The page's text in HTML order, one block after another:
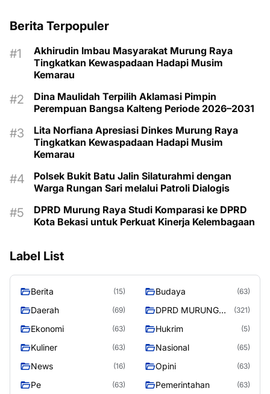
Berita Terpopuler
Akhirudin Imbau Masyarakat Murung Raya
Tingkatkan Kewaspadaan Hadapi Musim
Kemarau
Dina Maulidah Terpilih Aklamasi Pimpin
Perempuan Bangsa Kalteng Periode 2026–2031
Lita Norfiana Apresiasi Dinkes Murung Raya
Tingkatkan Kewaspadaan Hadapi Musim
Kemarau
Polsek Bukit Batu Jalin Silaturahmi dengan
Warga Rungan Sari melalui Patroli Dialogis
DPRD Murung Raya Studi Komparasi ke DPRD
Kota Bekasi untuk Perkuat Kinerja Kelembagaan
Label List
Berita (15) Budaya (63)
Daerah (69)
DPRD MURUNG
(321)
Ekonomi (63) Hukrim (5)
Kuliner (63) Nasional (65)
News (16) Opini (63)
Pe (63) Pemerintahan (63)